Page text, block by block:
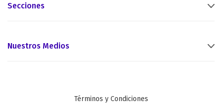
Secciones
Nuestros Medios
Términos y Condiciones